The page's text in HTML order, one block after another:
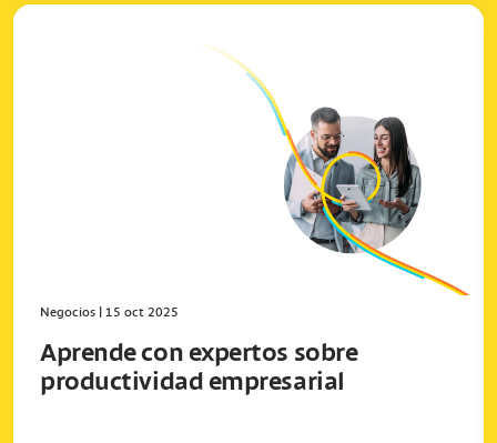
Negocios 15 oct 2025
Aprende con expertos sobre
productividad empresarial